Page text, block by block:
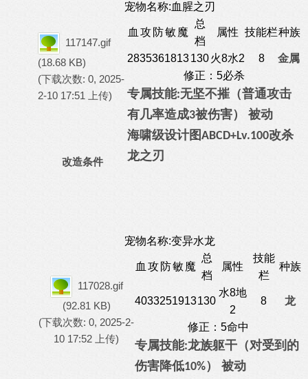
宠物名称:血腥之刃
117147.gif
(18.68 KB)
(下载次数: 0, 2025-
2-10 17:51 上传)
血 攻 防敏 魔
总
档
属性 技能栏种族
2835361813130火8水2 8
金属
修正：5必杀
专属技能:无坚不摧（普通攻击
有几率造成3被伤害） 被动
改造条件
海啸级设计图ABCD+Lv.100改杀
龙之刃
宠物名称:变异水龙
117028.gif
(92.81 KB)
(下载次数: 0, 2025-2-
10 17:52 上传)
血 攻 防敏 魔
总
档
属性
技能
栏
种族
4033251913130
水8地
2
8 龙
修正：5命中
专属技能:龙族躯干（对受到的
伤害降低10%） 被动